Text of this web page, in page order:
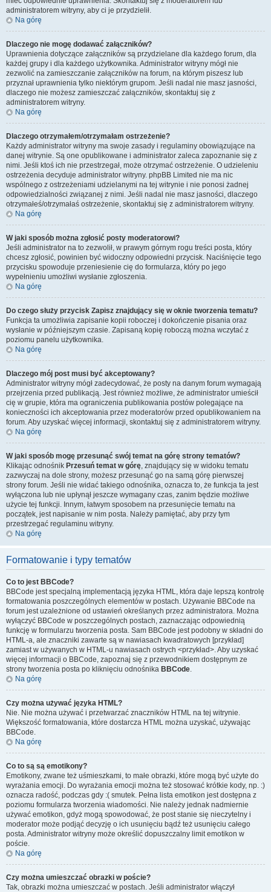
administratorem witryny, aby ci je przydzielił.
Na górę
Dlaczego nie mogę dodawać załączników?
Uprawnienia dotyczące załączników są przydzielane dla każdego forum, dla
każdej grupy i dla każdego użytkownika. Administrator witryny mógł nie
zezwolić na zamieszczanie załączników na forum, na którym piszesz lub
przyznał uprawnienia tylko niektórym grupom. Jeśli nadal nie masz jasności,
dlaczego nie możesz zamieszczać załączników, skontaktuj się z
administratorem witryny.
Na górę
Dlaczego otrzymałem/otrzymałam ostrzeżenie?
Każdy administrator witryny ma swoje zasady i regulaminy obowiązujące na
danej witrynie. Są one opublikowane i administrator zaleca zapoznanie się z
nimi. Jeśli ktoś ich nie przestrzegał, może otrzymać ostrzeżenie. O udzieleniu
ostrzeżenia decyduje administrator witryny. phpBB Limited nie ma nic
wspólnego z ostrzeżeniami udzielanymi na tej witrynie i nie ponosi żadnej
odpowiedzialności związanej z nimi. Jeśli nadal nie masz jasności, dlaczego
otrzymałeś/otrzymałaś ostrzeżenie, skontaktuj się z administratorem witryny.
Na górę
W jaki sposób można zgłosić posty moderatorowi?
Jeśli administrator na to zezwolił, w prawym górnym rogu treści posta, który
chcesz zgłosić, powinien być widoczny odpowiedni przycisk. Naciśnięcie tego
przycisku spowoduje przeniesienie cię do formularza, który po jego
wypełnieniu umożliwi wysłanie zgłoszenia.
Na górę
Do czego służy przycisk Zapisz znajdujący się w oknie tworzenia tematu?
Funkcja ta umożliwia zapisanie kopii roboczej i dokończenie pisania oraz
wysłanie w późniejszym czasie. Zapisaną kopię roboczą można wczytać z
poziomu panelu użytkownika.
Na górę
Dlaczego mój post musi być akceptowany?
Administrator witryny mógł zadecydować, że posty na danym forum wymagają
przejrzenia przed publikacją. Jest również możliwe, że administrator umieścił
cię w grupie, która ma ograniczenia publikowania postów polegające na
konieczności ich akceptowania przez moderatorów przed opublikowaniem na
forum. Aby uzyskać więcej informacji, skontaktuj się z administratorem witryny.
Na górę
W jaki sposób mogę przesunąć swój temat na górę strony tematów?
Klikając odnośnik Przesuń temat w górę, znajdujący się w widoku tematu
zazwyczaj na dole strony, możesz przesunąć go na samą górę pierwszej
strony forum. Jeśli nie widać takiego odnośnika, oznacza to, że funkcja ta jest
wyłączona lub nie upłynął jeszcze wymagany czas, zanim będzie możliwe
użycie tej funkcji. Innym, łatwym sposobem na przesunięcie tematu na
początek, jest napisanie w nim posta. Należy pamiętać, aby przy tym
przestrzegać regulaminu witryny.
Na górę
Formatowanie i typy tematów
Co to jest BBCode?
BBCode jest specjalną implementacją języka HTML, która daje lepszą kontrolę
formatowania poszczególnych elementów w postach. Używanie BBCode na
forum jest uzależnione od ustawień określanych przez administratora. Można
wyłączyć BBCode w poszczególnych postach, zaznaczając odpowiednią
funkcję w formularzu tworzenia posta. Sam BBCode jest podobny w składni do
HTML-a, ale znaczniki zawarte są w nawiasach kwadratowych [przykład]
zamiast w używanych w HTML-u nawiasach ostrych <przykład>. Aby uzyskać
więcej informacji o BBCode, zapoznaj się z przewodnikiem dostępnym ze
strony tworzenia posta po kliknięciu odnośnika BBCode.
Na górę
Czy można używać języka HTML?
Nie. Nie można używać i przetwarzać znaczników HTML na tej witrynie.
Większość formatowania, które dostarcza HTML można uzyskać, używając
BBCode.
Na górę
Co to są są emotikony?
Emotikony, zwane też uśmieszkami, to małe obrazki, które mogą być użyte do
wyrażania emocji. Do wyrażania emocji można też stosować krótkie kody, np. :)
oznacza radość, podczas gdy :( smutek. Pełna lista emotikon jest dostępna z
poziomu formularza tworzenia wiadomości. Nie należy jednak nadmiernie
używać emotikon, gdyż mogą spowodować, że post stanie się nieczytelny i
moderator może podjąć decyzję o ich usunięciu bądź też usunięciu całego
posta. Administrator witryny może określić dopuszczalny limit emotikon w
poście.
Na górę
Czy można umieszczać obrazki w poście?
Tak, obrazki można umieszczać w postach. Jeśli administrator włączył